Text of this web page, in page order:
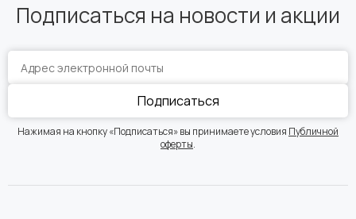
Подписаться на новости и акции
Подписаться
Нажимая на кнопку «Подписаться» вы принимаете условия Публичной
оферты.